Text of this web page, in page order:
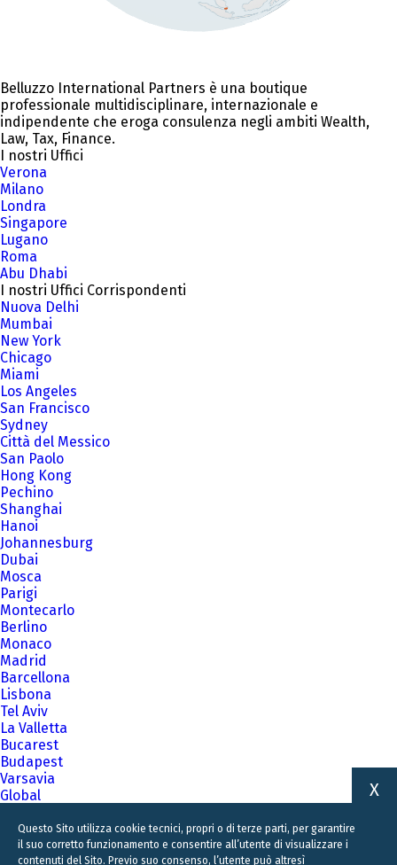
Belluzzo International Partners è una boutique
professionale multidisciplinare, internazionale e
indipendente che eroga consulenza negli ambiti Wealth,
Law, Tax, Finance.
I nostri Uffici
Verona
Milano
Londra
Singapore
Lugano
Roma
Abu Dhabi
I nostri Uffici Corrispondenti
Nuova Delhi
Mumbai
New York
Chicago
Miami
Los Angeles
San Francisco
Sydney
Città del Messico
San Paolo
Hong Kong
Pechino
Shanghai
Hanoi
Johannesburg
Dubai
Mosca
Parigi
Montecarlo
Berlino
Monaco
Madrid
Barcellona
Lisbona
Tel Aviv
La Valletta
Bucarest
Budapest
Varsavia
Global
Questo Sito utilizza cookie tecnici, propri o di terze parti, per garantire
il suo corretto funzionamento e consentire all’utente di visualizzare i
contenuti del Sito. Previo suo consenso, l’utente può altresì
X